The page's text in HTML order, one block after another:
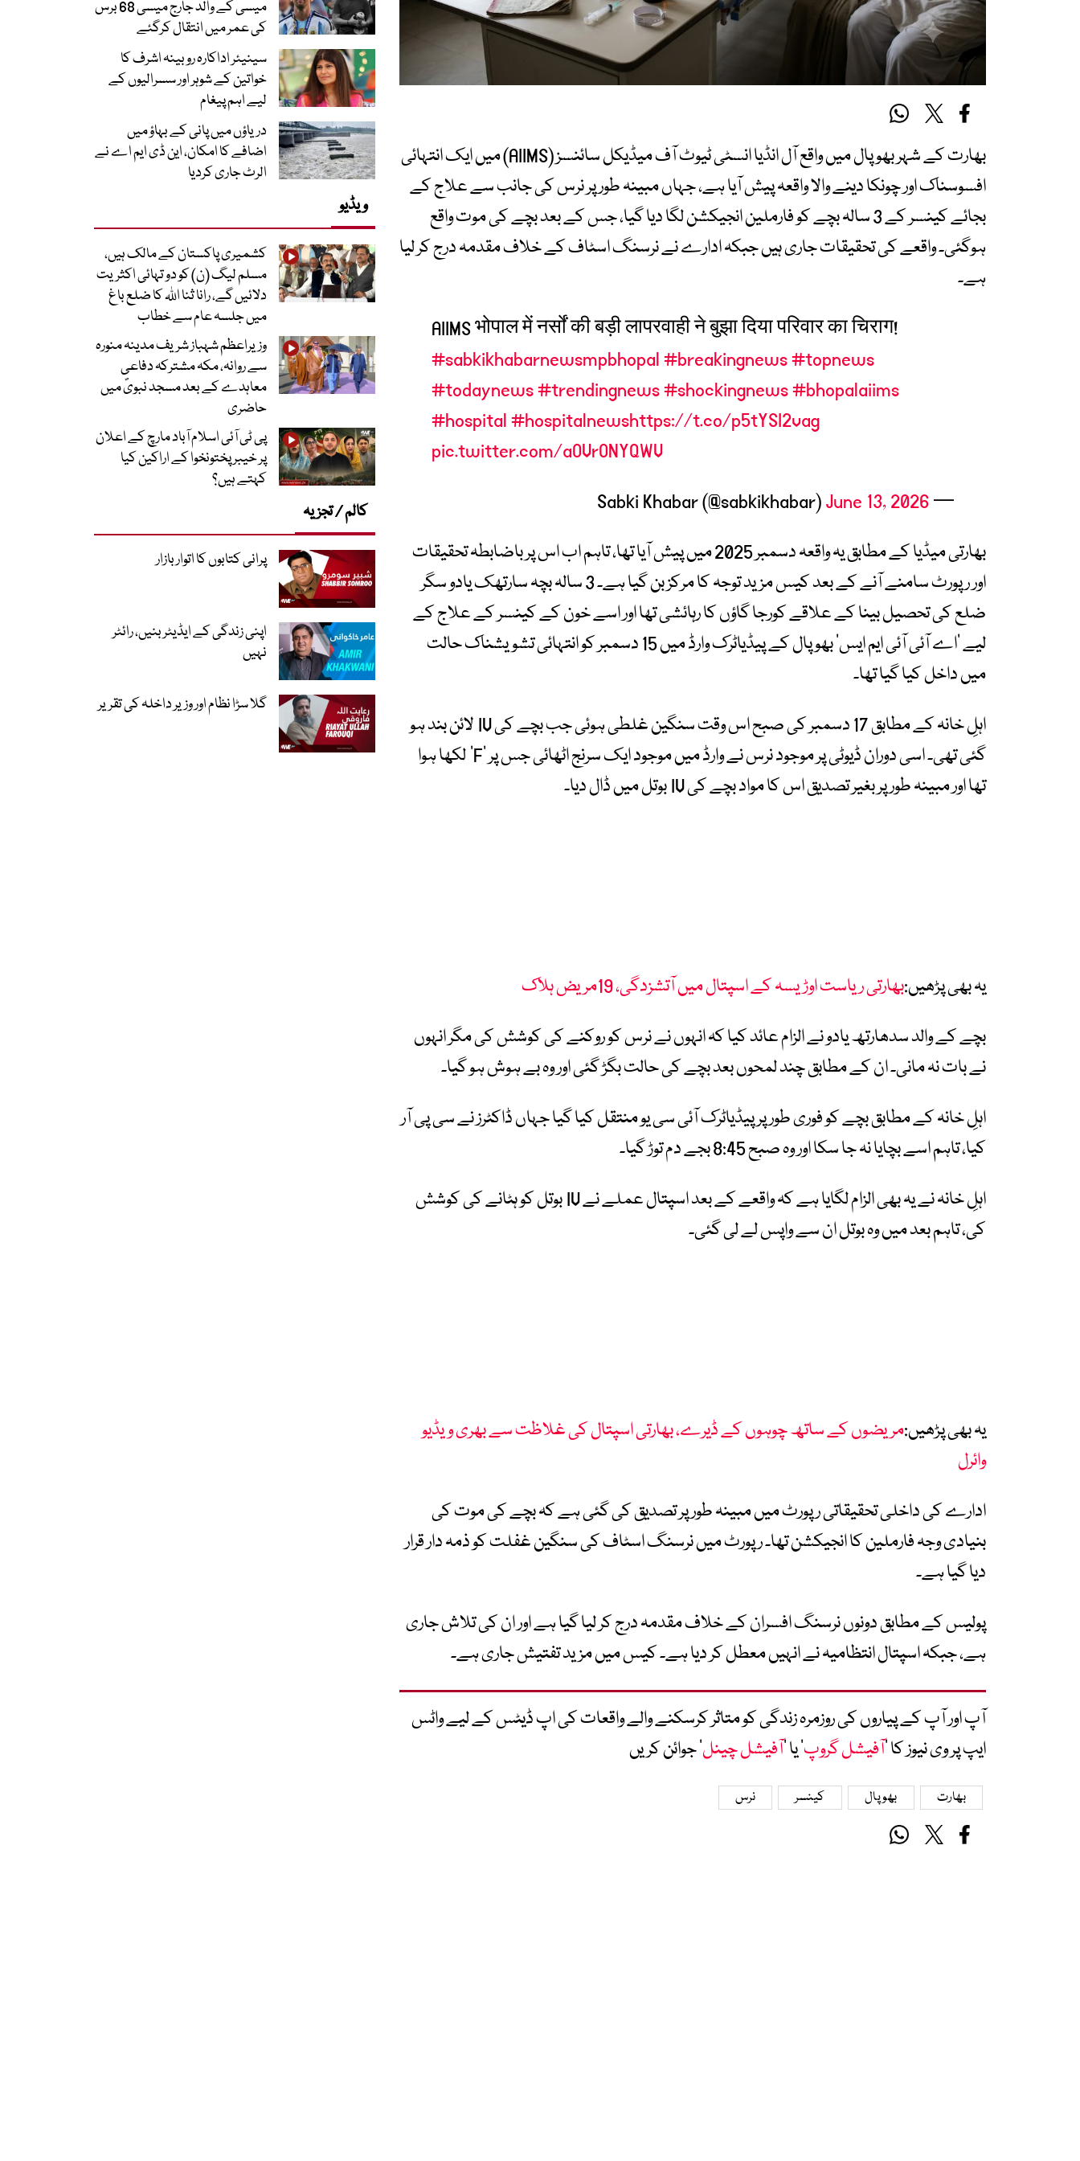
بھارت کے شہر بھوپال میں واقع آل انڈیا انسٹی ٹیوٹ آف میڈیکل سائنسز (AIIMS) میں ایک انتہائی
افسوسناک اور چونکا دینے والا واقعہ پیش آیا ہے، جہاں مبینہ طور پر نرس کی جانب سے علاج کے
بجائے کینسر کے 3 سالہ بچے کو فارملین انجیکشن لگا دیا گیا، جس کے بعد بچے کی موت واقع
ہوگئی۔ واقعے کی تحقیقات جاری ہیں جبکہ ادارے نے نرسنگ اسٹاف کے خلاف مقدمہ درج کر لیا
ہے۔
AIIMS भोपाल में नर्सों की बड़ी लापरवाही ने बुझा दिया परिवार का चिराग!
#sabkikhabarnewsmpbhopal#breakingnews#topnews
#todaynews#trendingnews#shockingnews#bhopalaiims
#hospital#hospitalnewshttps://t.co/p5tYSI2vag
pic.twitter.com/aOVrONYQWV
— Sabki Khabar (@sabkikhabar)
June 13, 2026
بھارتی میڈیا کے مطابق یہ واقعہ دسمبر 2025 میں پیش آیا تھا، تاہم اب اس پر باضابطہ تحقیقات
اور رپورٹ سامنے آنے کے بعد کیس مزید توجہ کا مرکز بن گیا ہے۔ 3 سالہ بچہ سارتھک یادو سگر
ضلع کی تحصیل بینا کے علاقے کورجا گاؤں کا رہائشی تھا اور اسے خون کے کینسر کے علاج کے
لیے ’اے آئی آئی ایم ایس‘ بھوپال کے پیڈیاٹرک وارڈ میں 15 دسمبر کو انتہائی تشویشناک حالت
میں داخل کیا گیا تھا۔
اہلِ خانہ کے مطابق 17 دسمبر کی صبح اس وقت سنگین غلطی ہوئی جب بچے کی IV لائن بند ہو
گئی تھی۔ اسی دوران ڈیوٹی پر موجود نرس نے وارڈ میں موجود ایک سرنج اٹھائی جس پر ’F‘ لکھا ہوا
تھا اور مبینہ طور پر بغیر تصدیق اس کا مواد بچے کی IV بوتل میں ڈال دیا۔
یہ بھی پڑھیں:بھارتی ریاست اوڑیسہ کے اسپتال میں آتشزدگی، 19مریض ہلاک
بچے کے والد سدھارتھ یادو نے الزام عائد کیا کہ انہوں نے نرس کو روکنے کی کوشش کی مگر انہوں
نے بات نہ مانی۔ ان کے مطابق چند لمحوں بعد بچے کی حالت بگڑ گئی اور وہ بے ہوش ہو گیا۔
اہلِ خانہ کے مطابق بچے کو فوری طور پر پیڈیاٹرک آئی سی یو منتقل کیا گیا جہاں ڈاکٹرز نے سی پی آر
کیا، تاہم اسے بچایا نہ جا سکا اور وہ صبح 8:45 بجے دم توڑ گیا۔
اہلِ خانہ نے یہ بھی الزام لگایا ہے کہ واقعے کے بعد اسپتال عملے نے IV بوتل کو ہٹانے کی کوشش
کی، تاہم بعد میں وہ بوتل ان سے واپس لے لی گئی۔
یہ بھی پڑھیں:مریضوں کے ساتھ چوہوں کے ڈیرے، بھارتی اسپتال کی غلاظت سے بھری ویڈیو
وائرل
ادارے کی داخلی تحقیقاتی رپورٹ میں مبینہ طور پر تصدیق کی گئی ہے کہ بچے کی موت کی
بنیادی وجہ فارملین کا انجیکشن تھا۔ رپورٹ میں نرسنگ اسٹاف کی سنگین غفلت کو ذمہ دار قرار
دیا گیا ہے۔
پولیس کے مطابق دونوں نرسنگ افسران کے خلاف مقدمہ درج کر لیا گیا ہے اور ان کی تلاش جاری
ہے، جبکہ اسپتال انتظامیہ نے انہیں معطل کر دیا ہے۔ کیس میں مزید تفتیش جاری ہے۔
آپ اور آپ کے پیاروں کی روزمرہ زندگی کو متاثر کرسکنے والے واقعات کی اپ ڈیٹس کے لیے واٹس
ایپ پر وی نیوز کا ’آفیشل گروپ‘ یا ’آفیشل چینل‘ جوائن کریں
بھارت بھوپال کینسر نرس
میسی کے والد جارج میسی 68 برس
کی عمر میں انتقال کرگئے
سینیئر اداکارہ روبینہ اشرف کا
خواتین کے شوہر اور سسرالیوں کے
لیے اہم پیغام
دریاؤں میں پانی کے بہاؤ میں
اضافے کا امکان، این ڈی ایم اے نے
الرٹ جاری کردیا
ویڈیو
کشمیری پاکستان کے مالک ہیں،
مسلم لیگ (ن) کو دو تہائی اکثریت
دلائیں گے، رانا ثنا اللہ کا ضلع باغ
میں جلسہ عام سے خطاب
وزیراعظم شہباز شریف مدینہ منورہ
سے روانہ، مکہ مشترکہ دفاعی
معاہدے کے بعد مسجد نبویؐ میں
حاضری
پی ٹی آئی اسلام آباد مارچ کے اعلان
پر خیبر پختونخوا کے اراکین کیا
کہتے ہیں؟
کالم / تجزیہ
پرانی کتابوں کا اتوار بازار
اپنی زندگی کے ایڈیٹر بنیں، رائٹر
نہیں
گلا سڑا نظام اور وزیر داخلہ کی تقریر